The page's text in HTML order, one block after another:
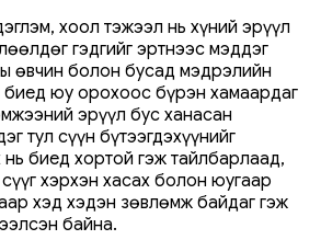
хоол тэжээл нь хүний ​​эрүүл
гэдгийг эртнээс мэддэг
өвчин болон бусад мэдрэлийн
биед юу орохоос бүрэн хамаардаг
эрүүл бус ханасан
тул сүүн бүтээгдэхүүнийг
нь биед хортой гэж тайлбарлаад,
хэрхэн хасах болон юугаар
хэд хэдэн зөвлөмж байдаг гэж
байна.